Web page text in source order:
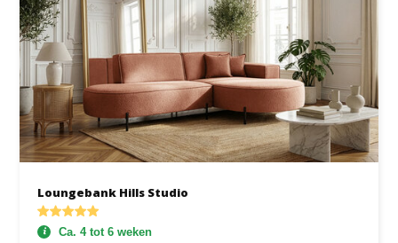
Loungebank Hills Studio
Ca. 4 tot 6 weken